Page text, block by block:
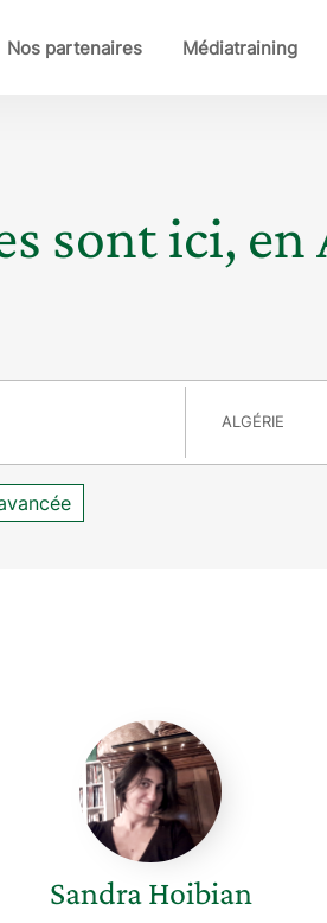
Nos partenaires Médiatraining
sont ici, en
Sandra
Hoibian
Sandra Hoibian